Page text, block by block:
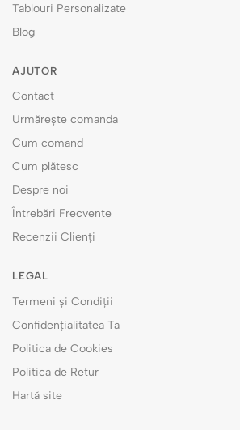
Tablouri Personalizate
Blog
AJUTOR
Contact
Urmărește comanda
Cum comand
Cum plătesc
Despre noi
Întrebări Frecvente
Recenzii Clienți
LEGAL
Termeni și Condiții
Confidențialitatea Ta
Politica de Cookies
Politica de Retur
Hartă site